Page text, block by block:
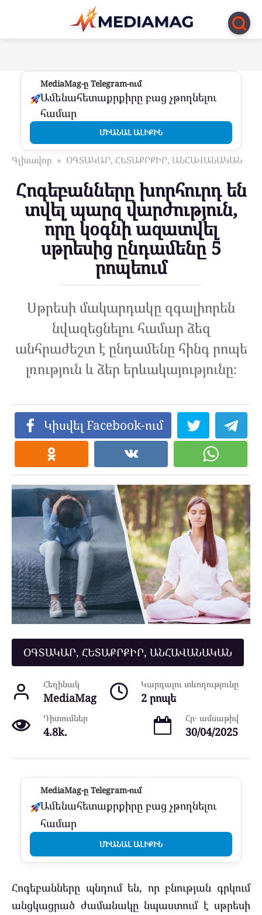
Перейти
контенту
MediaMag-ը Telegram-ում
Ամենահետաքրքիրը բաց չթողնելու
համար
ՄԻԱՆԱԼ ԱԼԻՔԻՆ
Գլխավոր » ՕԳՏԱԿԱՐ, ՀԵՏԱՔՐՔԻՐ, ԱՆՀԱՎԱՆԱԿԱՆ
Հոգեբանները խորհուրդ են
տվել պարզ վարժություն,
որը կօգնի ազատվել
սթրեսից ընդամենը 5
րոպեում
Սթրեսի մակարդակը զգալիորեն
նվազեցնելու համար ձեզ
անհրաժեշտ է ընդամենը հինգ րոպե
լռություն և ձեր երևակայությունը։
Կիսվել Facebook-ում
ՕԳՏԱԿԱՐ, ՀԵՏԱՔՐՔԻՐ, ԱՆՀԱՎԱՆԱԿԱՆ
Հեղինակ
MediaMag
Կարդալու տևողությունը
2 րոպե
Դիտումներ
4.8k.
Հր․ ամսաթիվ
30/04/2025
MediaMag-ը Telegram-ում
Ամենահետաքրքիրը բաց չթողնելու
համար
ՄԻԱՆԱԼ ԱԼԻՔԻՆ
Հոգեբանները պնդում են, որ բնության գրկում
անցկացրած ժամանակը նպաստում է սթրեսի